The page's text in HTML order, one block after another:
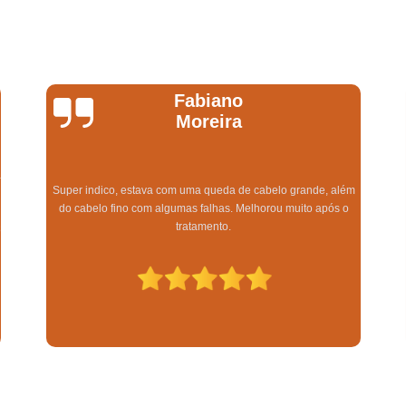
Queda de Cabelo Masculino Lapa
Queda de Cabelo Pós Gravidez Mogi
Tratamento para Queda de Cabelo
Tratamento Capilar para
Tratamento contra Calvície
Tratamento de Calvície
Tratamento para Calvície Mogi das
Fabiano
Moreira
Super indico, estava com uma queda de cabelo grande, além
do cabelo fino com algumas falhas. Melhorou muito após o
tratamento.